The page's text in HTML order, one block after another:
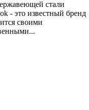
стали
- это известный бренд
своими